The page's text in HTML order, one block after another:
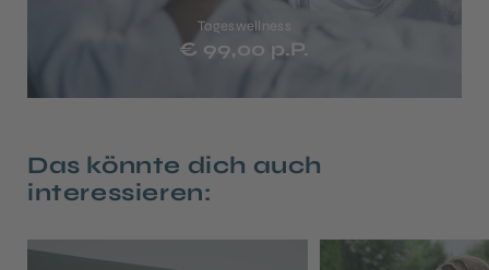
Tageswellness
€ 99,00 p.P.
Das könnte dich auch
interessieren: